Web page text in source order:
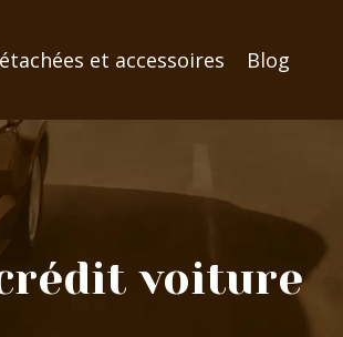
et accessoires Blog
voiture